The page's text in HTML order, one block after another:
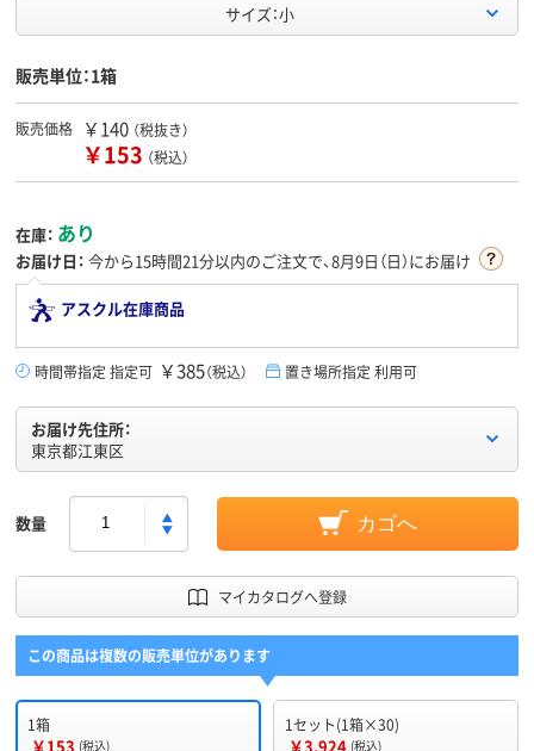
サイズ：小
販売単位：1箱
販売価格 ￥140 （税抜き）
￥153 （税込）
在庫： あり
お届け日： 今から15時間21分以内のご注文で、8月9日（日）にお届け
アスクル在庫商品
時間帯指定 指定可 ￥385（税込） 置き場所指定 利用可
お届け先住所：
東京都江東区
数量 カゴへ
マイカタログへ登録
この商品は複数の販売単位があります
1箱
￥153 (税込)
1セット(1箱×30)
￥3,924 (税込)